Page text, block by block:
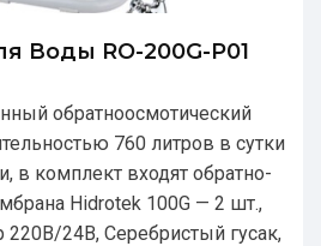
Воды RO-200G-P01
обратноосмотический
760 литров в сутки
в комплект входят обратно-
Hidrotek 100G — 2 шт.,
220В/24В, Серебристый гусак,